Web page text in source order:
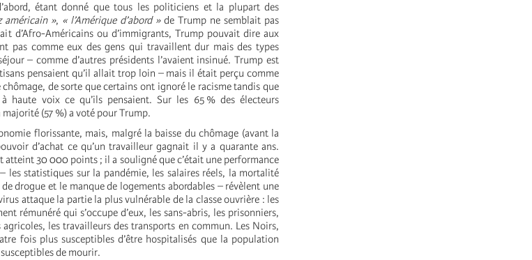
étant donné que tous les politiciens et la plupart des
américain », « l’Amérique d’abord »de Trump ne semblait pas
d’Afro-Américains ou d’immigrants, Trump pouvait dire aux
pas comme eux des gens qui travaillent dur mais des types
– comme d’autres présidents l’avaient insinué. Trump est
pensaient qu’il allait trop loin – mais il était perçu comme
de sorte que certains ont ignoré le racisme tandis que
haute voix ce qu’ils pensaient. Sur les 65 % des électeurs
(57 %) a voté pour Trump.
florissante, mais, malgré la baisse du chômage (avant la
d’achat ce qu’un travailleur gagnait il y a quarante ans.
atteint 30 000 points ; il a souligné que c’était une performance
les statistiques sur la pandémie, les salaires réels, la mortalité
drogue et le manque de logements abordables – révèlent une
attaque la partie la plus vulnérable de la classe ouvrière : les
rémunéré qui s’occupe d’eux, les sans-abris, les prisonniers,
les travailleurs des transports en commun. Les Noirs,
fois plus susceptibles d’être hospitalisés que la population
de mourir.